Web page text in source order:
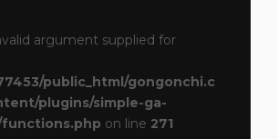
argument supplied for
public_html/gongonchi.c
plugins/simple-ga-
on line 271